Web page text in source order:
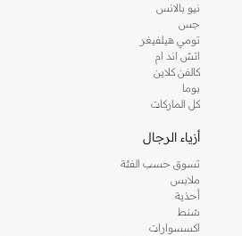
نيو بالانس
جس
تومي هيلفيغر
اتش اند ام
كالفن كلاين
بوما
كل الماركات
أزياء الرجال
تسوق حسب الفئة
ملابس
أحذية
شنط
اكسسوارات